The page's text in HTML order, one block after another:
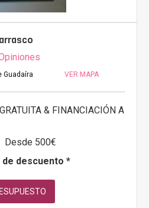
Guadaíra VER MAPA
& FINANCIACIÓN A
Desde 500€
de descuento *